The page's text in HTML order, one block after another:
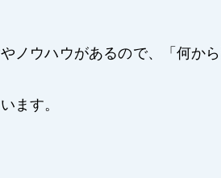
ノウハウがあるので、「何か
ます。